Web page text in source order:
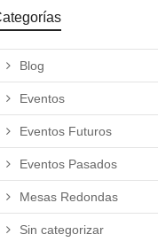
Blog
Eventos
Eventos Futuros
Eventos Pasados
Mesas Redondas
Sin categorizar